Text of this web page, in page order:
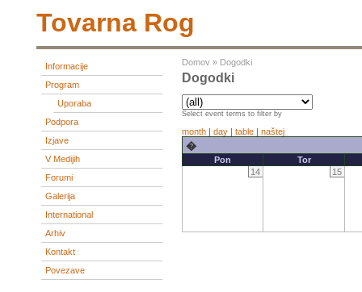
Tovarna Rog
Informacije
Program
Uporaba
Podpora
Izjave
V Medijih
Forumi
Galerija
International
Arhiv
Kontakt
Povezave
Domov » Dogodki
Dogodki
Select event terms to filter by
month | day | table | naštej
�
Pon
Tor
14
15